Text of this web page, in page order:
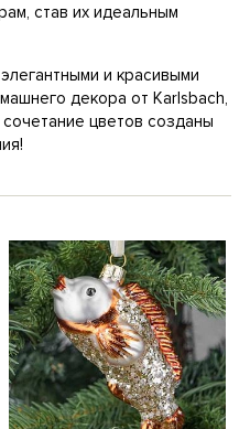
став их идеальным
и красивыми
декора от Karlsbach,
цветов созданы